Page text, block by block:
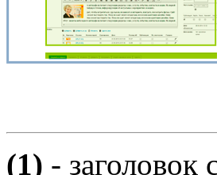
(1) - заголовок